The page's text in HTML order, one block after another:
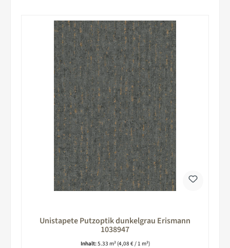
Unistapete Putzoptik dunkelgrau Erismann
1038947
Inhalt:5.33 m² (4,08 € / 1 m²)